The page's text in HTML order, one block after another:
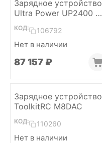
Зарядное устройство
Ultra Power UP2400 6S
(4x600W)
КОД: 106792
Нет в наличии
87 157 ₽
Зарядное устройство
ToolkitRC M8DAC
КОД: 110260
Нет в наличии